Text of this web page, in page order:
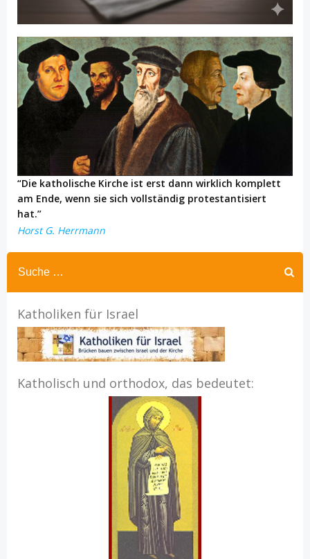
“Die katholische Kirche ist erst dann wirklich komplett
am Ende, wenn sie sich vollständig protestantisiert
hat.”
Horst G. Herrmann
Katholiken für Israel
Katholisch und orthodox, das bedeutet: